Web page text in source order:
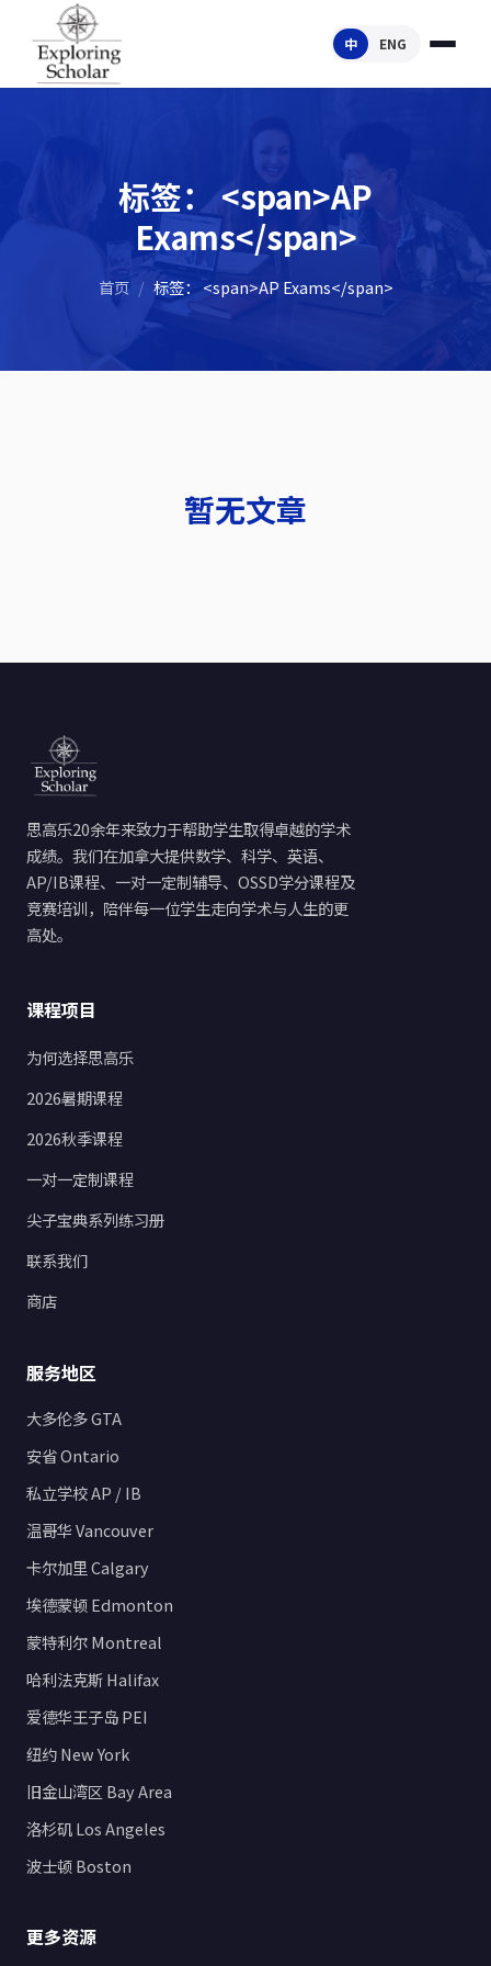
中 ENG
标签： <span>AP
Exams</span>
首页 / 标签： <span>AP Exams</span>
暂无文章
思高乐20余年来致力于帮助学生取得卓越的学术
成绩。我们在加拿大提供数学、科学、英语、
AP/IB课程、一对一定制辅导、OSSD学分课程及
竞赛培训，陪伴每一位学生走向学术与人生的更
高处。
课程项目
为何选择思高乐
2026暑期课程
2026秋季课程
一对一定制课程
尖子宝典系列练习册
联系我们
商店
服务地区
大多伦多 GTA
安省 Ontario
私立学校 AP / IB
温哥华 Vancouver
卡尔加里 Calgary
埃德蒙顿 Edmonton
蒙特利尔 Montreal
哈利法克斯 Halifax
爱德华王子岛 PEI
纽约 New York
旧金山湾区 Bay Area
洛杉矶 Los Angeles
波士顿 Boston
更多资源